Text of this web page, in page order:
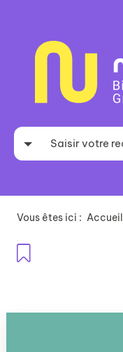
recherche
Vous êtes ici : Accueil